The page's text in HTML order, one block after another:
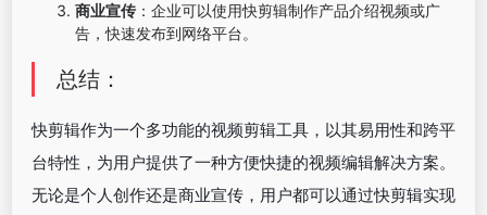
商业宣传：企业可以使用快剪辑制作产品介绍视频或广
告，快速发布到网络平台。
总结：
快剪辑作为一个多功能的视频剪辑工具，以其易用性和跨平
台特性，为用户提供了一种方便快捷的视频编辑解决方案。
无论是个人创作还是商业宣传，用户都可以通过快剪辑实现